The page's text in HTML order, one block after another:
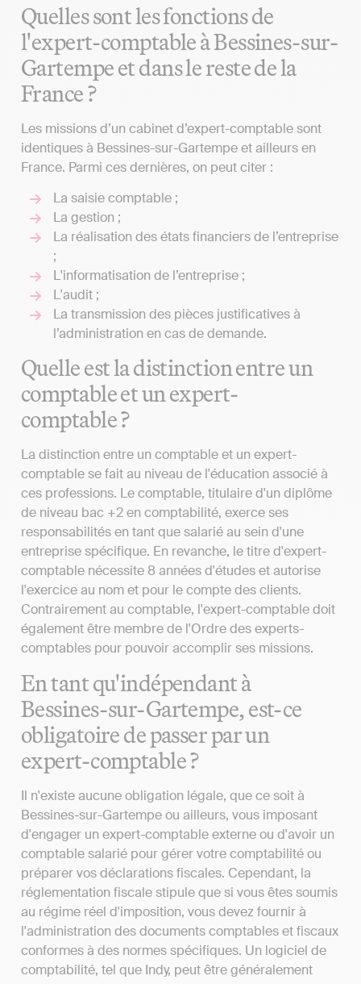
Quelles sont les fonctions de
l'expert-comptable à Bessines-sur-
Gartempe et dans le reste de la
France ?
Les missions d’un cabinet d’expert-comptable sont
identiques à Bessines-sur-Gartempe et ailleurs en
France. Parmi ces dernières, on peut citer :
La saisie comptable ;
La gestion ;
La réalisation des états financiers de l’entreprise
;
L'informatisation de l’entreprise ;
L'audit ;
La transmission des pièces justificatives à
l’administration en cas de demande.
Quelle est la distinction entre un
comptable et un expert-
comptable ?
La distinction entre un comptable et un expert-
comptable se fait au niveau de l'éducation associé à
ces professions. Le comptable, titulaire d'un diplôme
de niveau bac +2 en comptabilité, exerce ses
responsabilités en tant que salarié au sein d'une
entreprise spécifique. En revanche, le titre d'expert-
comptable nécessite 8 années d'études et autorise
l'exercice au nom et pour le compte des clients.
Contrairement au comptable, l'expert-comptable doit
également être membre de l'Ordre des experts-
comptables pour pouvoir accomplir ses missions.
En tant qu'indépendant à
Bessines-sur-Gartempe, est-ce
obligatoire de passer par un
expert-comptable ?
Il n'existe aucune obligation légale, que ce soit à
Bessines-sur-Gartempe ou ailleurs, vous imposant
d'engager un expert-comptable externe ou d'avoir un
comptable salarié pour gérer votre comptabilité ou
préparer vos déclarations fiscales. Cependant, la
réglementation fiscale stipule que si vous êtes soumis
au régime réel d'imposition, vous devez fournir à
l'administration des documents comptables et fiscaux
conformes à des normes spécifiques. Un logiciel de
comptabilité, tel que Indy, peut être généralement